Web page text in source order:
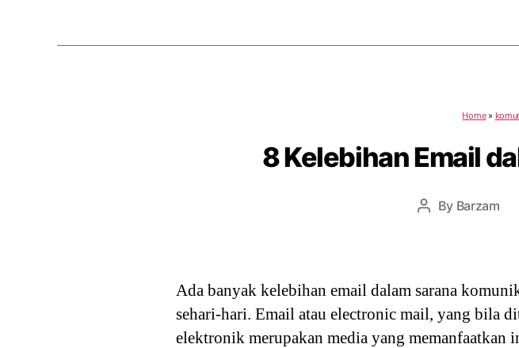
Home»
8 Kelebihan Email
Post
By Barzam
Ada banyak kelebihan email dalam sarana
sehari-hari. Email atau electronic mail, yang bila
elektronik merupakan media yang memanfaatkan